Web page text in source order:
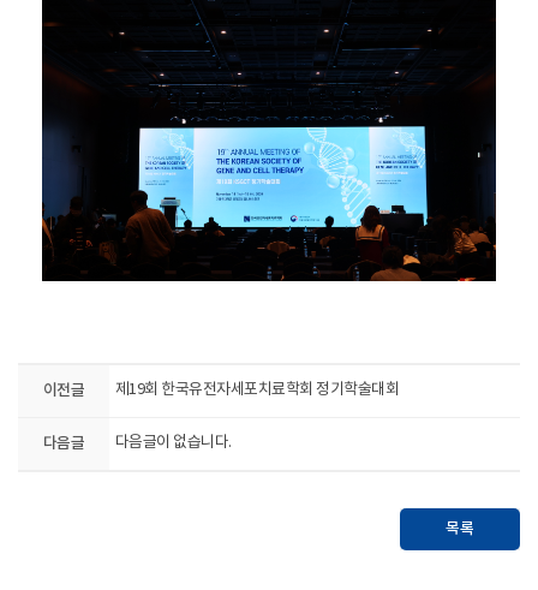
이전글 제19회 한국유전자세포치료학회 정기학술대회
다음글 다음글이 없습니다.
목록